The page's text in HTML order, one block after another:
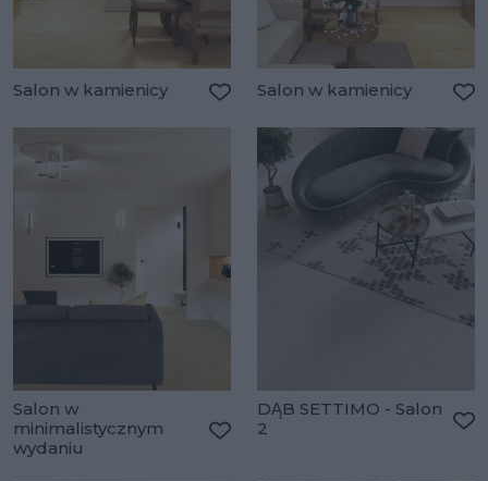
Salon w kamienicy Salon w kamienicy
Salon w
minimalistycznym
wydaniu
DĄB SETTIMO - Salon
2